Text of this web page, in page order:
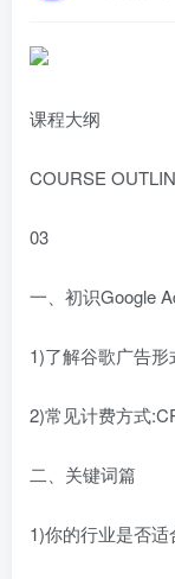
课程大纲
COURSE
03
一、初识Google
1)了解谷歌广告形
2)常见计费方式
二、关键词篇
1)你的行业是否